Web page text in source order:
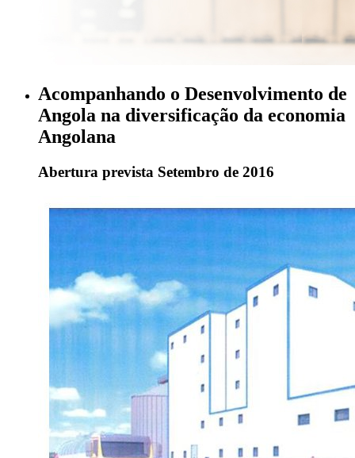
Acompanhando o Desenvolvimento de
Angola na diversificação da economia
Angolana
Abertura prevista Setembro de 2016